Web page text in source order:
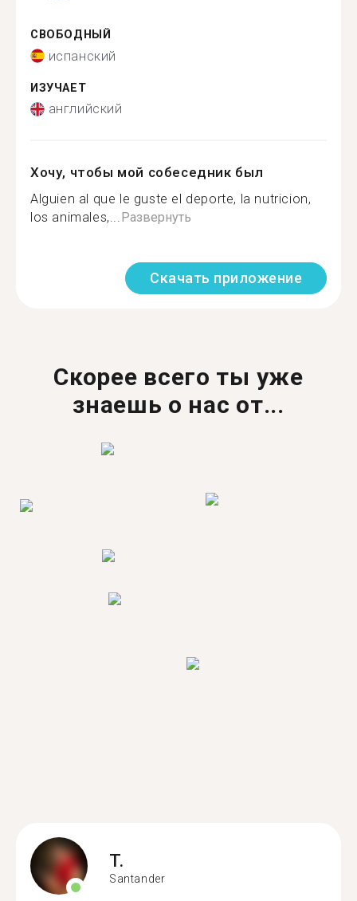
СВОБОДНЫЙ
испанский
ИЗУЧАЕТ
английский
Хочу, чтобы мой собеседник был
Alguien al que le guste el deporte, la nutricion,
los animales,...Развернуть
Скачать приложение
Скорее всего ты уже
знаешь о нас от...
T.
Santander